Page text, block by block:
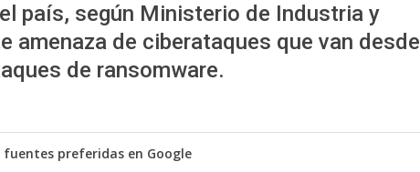
país, según Ministerio de Industria y
amenaza de ciberataques que van desde
de ransomware.
preferidas en Google